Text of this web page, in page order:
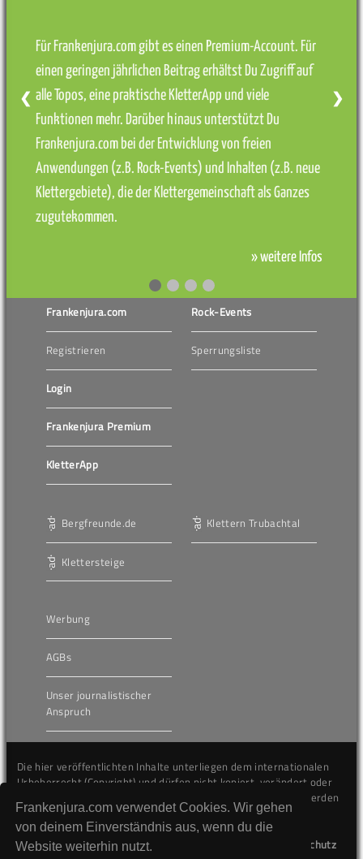
Frankenjura.com verwendet Cookies. Wir gehen
von deinem Einverständnis aus, wenn du die
Website weiterhin nutzt.
Für Frankenjura.com gibt es einen Premium-Account. Für
einen geringen jährlichen Beitrag erhältst Du Zugriff auf
alle Topos, eine praktische KletterApp und viele
Funktionen mehr. Darüber hinaus unterstützt Du
Frankenjura.com bei der Entwicklung von freien
Anwendungen (z.B. Rock-Events) und Inhalten (z.B. neue
Klettergebiete), die der Klettergemeinschaft als Ganzes
zugutekommen.
» weitere Infos
❮ ❯
Frankenjura.com
Registrieren
Login
Frankenjura Premium
KletterApp
Rock-Events
Sperrungsliste
Bergfreunde.de
Klettersteige
Klettern Trubachtal
Werbung
AGBs
Unser journalistischer
Anspruch
Die hier veröffentlichten Inhalte unterliegen dem internationalen
Urheberrecht (Copyright) und dürfen nicht kopiert, verändert oder
unverändert wiederveröffentlicht werden. Gegen Verstöße werden
wir auf juristischem Wege vorgehen.
Datenschutz